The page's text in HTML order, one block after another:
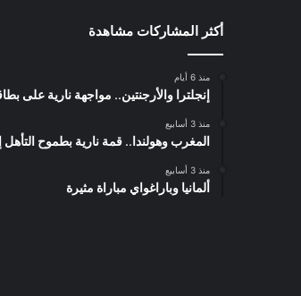
أكثر المشاركات مشاهدة
منذ 6 أيام
إنجلترا والأرجنتين.. مواجهة نارية على بطاقة
منذ 3 أسابيع
المغرب وهولندا.. قمة نارية بطموح التأهل
منذ 3 أسابيع
ألمانيا وباراغواي مباراة مثيرة